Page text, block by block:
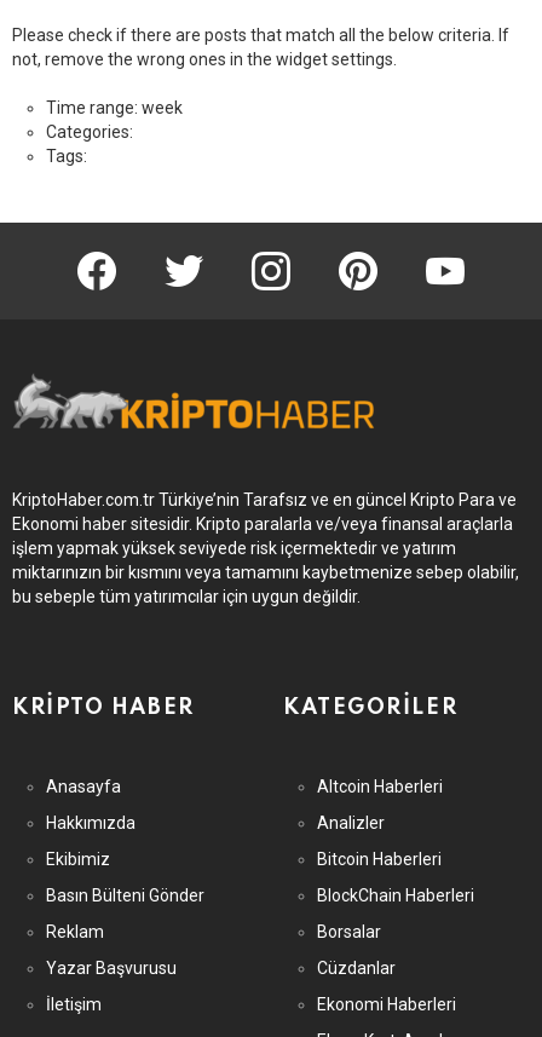
Please check if there are posts that match all the below criteria. If
not, remove the wrong ones in the widget settings.
Time range: week
Categories:
Tags:
KriptoHaber Facebook
KriptoHaber TwitterKriptoHaber Instagram
pinterest KriptoHaber
KriptoHaber.com.tr Türkiye’nin Tarafsız ve en güncel Kripto Para ve
Ekonomi haber sitesidir. Kripto paralarla ve/veya finansal araçlarla
işlem yapmak yüksek seviyede risk içermektedir ve yatırım
miktarınızın bir kısmını veya tamamını kaybetmenize sebep olabilir,
bu sebeple tüm yatırımcılar için uygun değildir.
KRIPTO HABER
Anasayfa
Hakkımızda
Ekibimiz
Basın Bülteni Gönder
Reklam
Yazar Başvurusu
İletişim
KATEGORILER
Altcoin Haberleri
Analizler
Bitcoin Haberleri
BlockChain Haberleri
Borsalar
Cüzdanlar
Ekonomi Haberleri